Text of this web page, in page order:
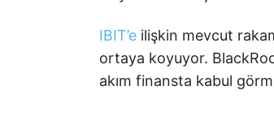
IBIT’e ilişkin mevcut
ortaya koyuyor.
akım finansta kabul